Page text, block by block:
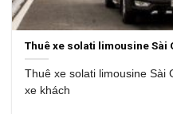
Thuê xe solati limousine Sài
Thuê xe solati limousine Sài
xe khách